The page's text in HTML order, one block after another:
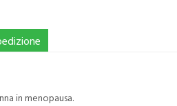
in menopausa.